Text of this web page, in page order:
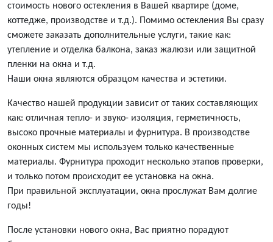
стоимость нового остекления в Вашей квартире (доме,
коттедже, производстве и т.д.). Помимо остекления Вы сразу
сможете заказать дополнительные услуги, такие как:
утепление и отделка балкона, заказ жалюзи или защитной
пленки на окна и т.д.
Наши окна являются образцом качества и эстетики.
Качество нашей продукции зависит от таких составляющих
как: отличная тепло- и звуко- изоляция, герметичность,
высоко прочные материалы и фурнитура. В производстве
оконных систем мы используем только качественные
материалы. Фурнитура проходит несколько этапов проверки,
и только потом происходит ее установка на окна.
При правильной эксплуатации, окна прослужат Вам долгие
годы!
После установки нового окна, Вас приятно порадуют